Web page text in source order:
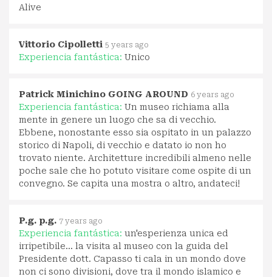
Alive
Vittorio Cipolletti 5 years ago
Experiencia fantástica: Unico
Patrick Minichino GOING AROUND 6 years ago
Experiencia fantástica: Un museo richiama alla
mente in genere un luogo che sa di vecchio.
Ebbene, nonostante esso sia ospitato in un palazzo
storico di Napoli, di vecchio e datato io non ho
trovato niente. Architetture incredibili almeno nelle
poche sale che ho potuto visitare come ospite di un
convegno. Se capita una mostra o altro, andateci!
P.g. p.g. 7 years ago
Experiencia fantástica: un'esperienza unica ed
irripetibile... la visita al museo con la guida del
Presidente dott. Capasso ti cala in un mondo dove
non ci sono divisioni, dove tra il mondo islamico e